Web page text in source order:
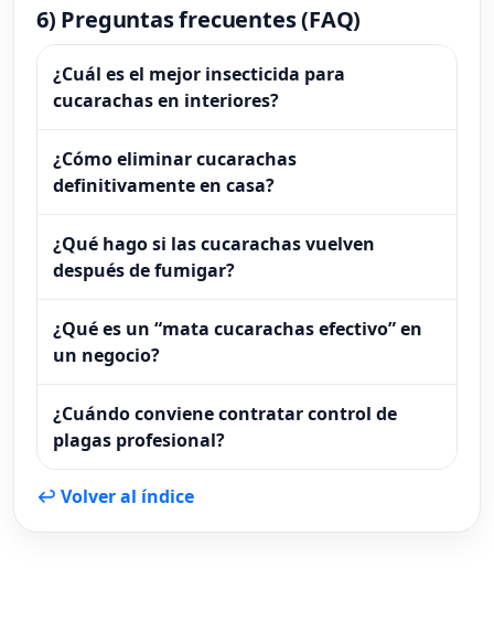
6) Preguntas frecuentes (FAQ)
¿Cuál es el mejor insecticida para
cucarachas en interiores?
¿Cómo eliminar cucarachas
definitivamente en casa?
¿Qué hago si las cucarachas vuelven
después de fumigar?
¿Qué es un “mata cucarachas efectivo” en
un negocio?
¿Cuándo conviene contratar control de
plagas profesional?
↩ Volver al índice